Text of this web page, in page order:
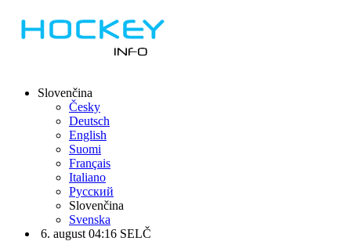
Slovenčina
Česky
Deutsch
English
Suomi
Français
Italiano
Русский
Slovenčina
Svenska
6. august 04:16 SELČ